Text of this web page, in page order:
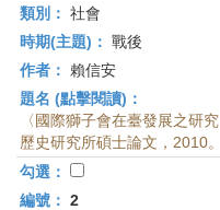
類別： 社會
時期(主題)： 戰後
作者：
賴信安
題名 (點擊閱讀)：
〈國際獅子會在臺發展之研
歷史研究所碩士論文，2010。
勾選：
編號： 2